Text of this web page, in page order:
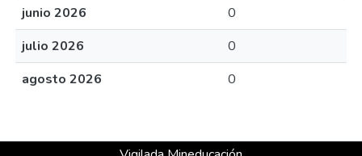
junio 2026
0
julio 2026
0
agosto 2026
0